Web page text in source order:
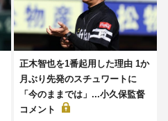
正木智也を1番起用した理由 1か
月ぶり先発のスチュワートに
「今のままでは」...小久保監督
コメント